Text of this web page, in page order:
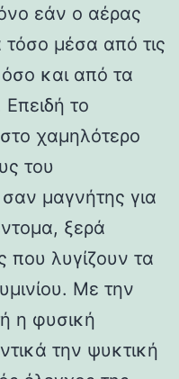
εάν ο αέρας
τόσο μέσα από τις
όσο και από τα
το
χαμηλότερο
του
σαν μαγνήτης για
ξερά
που λυγίζουν τα
Με την
η φυσική
την ψυκτική